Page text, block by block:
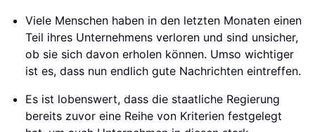
Viele Menschen haben in den letzten Monaten einen
Teil ihres Unternehmens verloren und sind unsicher,
ob sie sich davon erholen können. Umso wichtiger
ist es, dass nun endlich gute Nachrichten eintreffen.
Es ist lobenswert, dass die staatliche Regierung
bereits zuvor eine Reihe von Kriterien festgelegt